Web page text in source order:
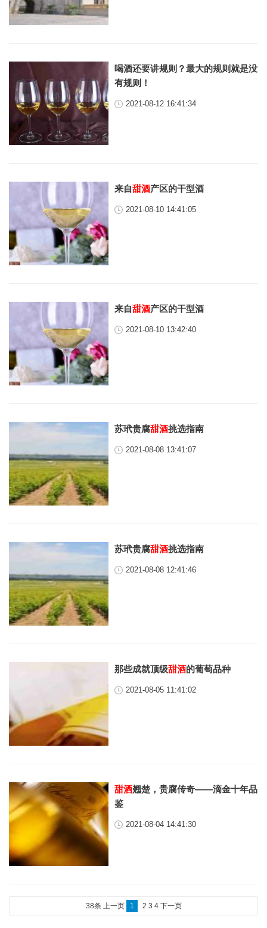
喝酒还要讲规则？最大的规则就是没
有规则！
2021-08-12 16:41:34
来自甜酒产区的干型酒
2021-08-10 14:41:05
来自甜酒产区的干型酒
2021-08-10 13:42:40
苏玳贵腐甜酒挑选指南
2021-08-08 13:41:07
苏玳贵腐甜酒挑选指南
2021-08-08 12:41:46
那些成就顶级甜酒的葡萄品种
2021-08-05 11:41:02
甜酒翘楚，贵腐传奇——滴金十年品
鉴
2021-08-04 14:41:30
38条 上一页 1 2 3 4 下一页